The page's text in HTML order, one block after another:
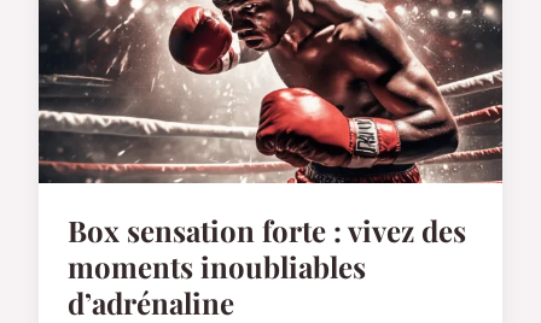
Box sensation forte : vivez des
moments inoubliables
d’adrénaline